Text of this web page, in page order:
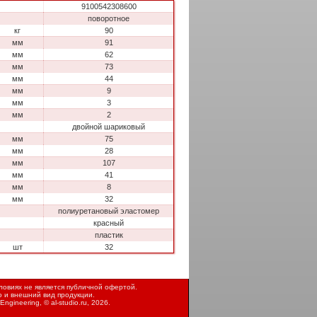
9100542308600
поворотное
кг
90
мм
91
мм
62
мм
73
мм
44
мм
9
мм
3
мм
2
двойной шариковый
мм
75
мм
28
мм
107
мм
41
мм
8
мм
32
полиуретановый эластомер
красный
пластик
шт
32
не является публичной офертой.
и внешний вид продукции.
©al-studio.ru , 2026.